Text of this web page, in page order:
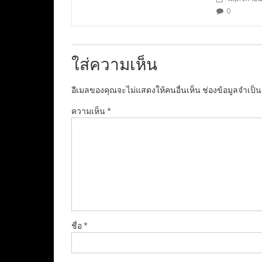
0
ใส่ความเห็น
อีเมลของคุณจะไม่แสดงให้คนอื่นเห็น ช่องข้อมูลจำเป็
ความเห็น*
ชื่อ*